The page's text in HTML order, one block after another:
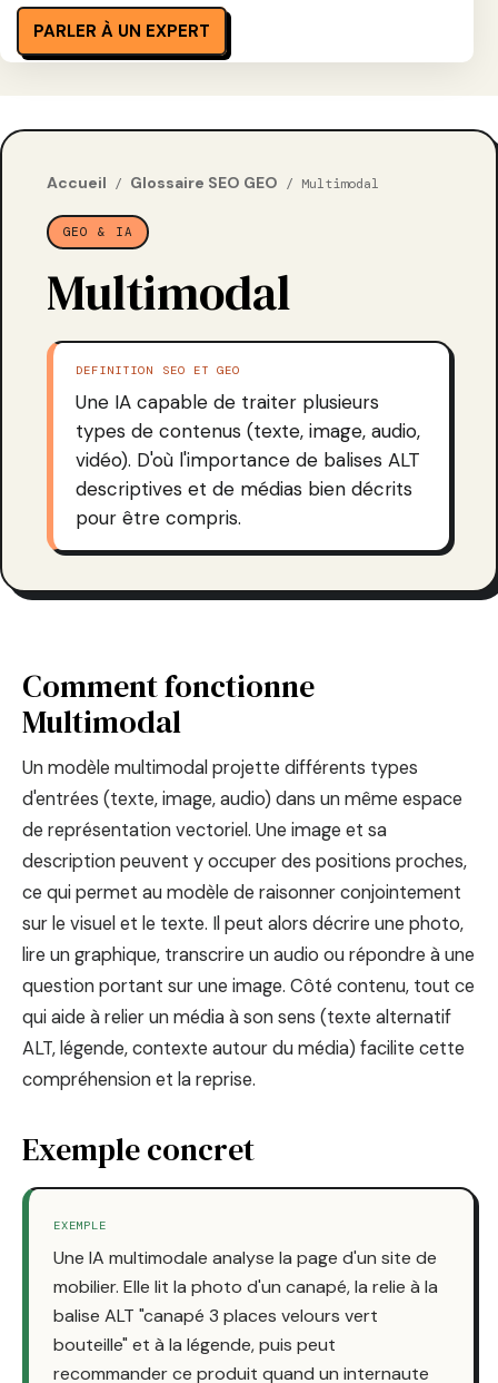
PARLER À UN EXPERT
Accueil / Glossaire SEO GEO / Multimodal
GEO & IA
Multimodal
DEFINITION SEO ET GEO
Une IA capable de traiter plusieurs
types de contenus (texte, image, audio,
vidéo). D'où l'importance de balises ALT
descriptives et de médias bien décrits
pour être compris.
Comment fonctionne
Multimodal
Un modèle multimodal projette différents types
d'entrées (texte, image, audio) dans un même espace
de représentation vectoriel. Une image et sa
description peuvent y occuper des positions proches,
ce qui permet au modèle de raisonner conjointement
sur le visuel et le texte. Il peut alors décrire une photo,
lire un graphique, transcrire un audio ou répondre à une
question portant sur une image. Côté contenu, tout ce
qui aide à relier un média à son sens (texte alternatif
ALT, légende, contexte autour du média) facilite cette
compréhension et la reprise.
Exemple concret
EXEMPLE
Une IA multimodale analyse la page d'un site de
mobilier. Elle lit la photo d'un canapé, la relie à la
balise ALT "canapé 3 places velours vert
bouteille" et à la légende, puis peut
recommander ce produit quand un internaute